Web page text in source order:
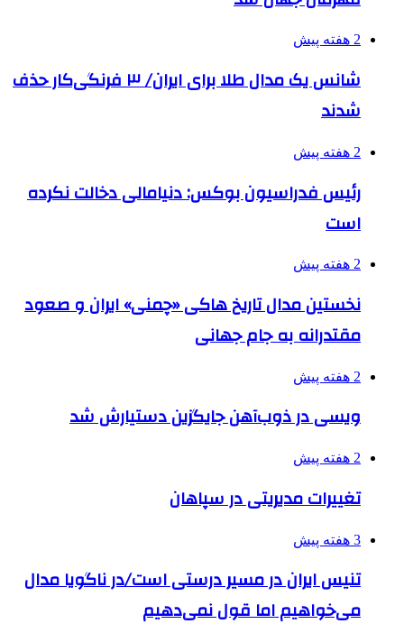
2 هفته پیش
شانس یک مدال طلا برای ایران/ ۳ فرنگی‌کار حذف
شدند
2 هفته پیش
رئیس فدراسیون بوکس: دنیامالی دخالت نکرده
است
2 هفته پیش
نخستین مدال تاریخ هاکی «چمنی» ایران و صعود
مقتدرانه به جام جهانی
2 هفته پیش
ویسی در ذوب‌آهن جایگزین دستیارش شد
2 هفته پیش
تغییرات مدیریتی در سپاهان
3 هفته پیش
تنیس ایران در مسیر درستی است/در ناگویا مدال
می‌خواهیم اما قول نمی‌دهیم